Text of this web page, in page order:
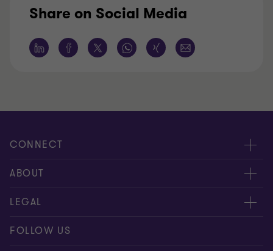
Share on Social Media
CONNECT
Kontakt, Angebotsanfrage
Expert:innen
ABOUT
Über uns
AAB/AGB
LEGAL
Impressum
FOLLOW US